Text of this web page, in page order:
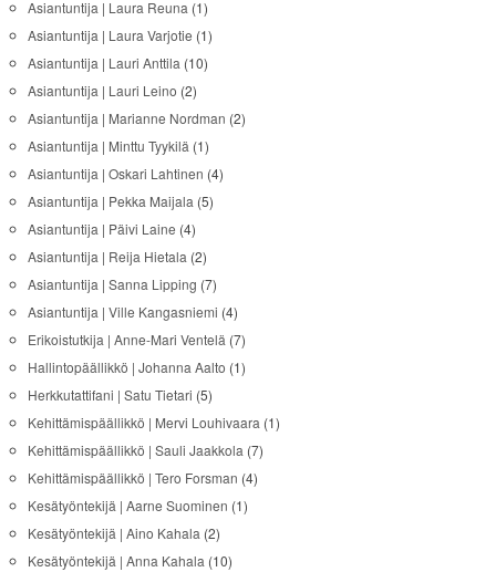
Asiantuntija | Laura Reuna (1)
Asiantuntija | Laura Varjotie (1)
Asiantuntija | Lauri Anttila (10)
Asiantuntija | Lauri Leino (2)
Asiantuntija | Marianne Nordman (2)
Asiantuntija | Minttu Tyykilä (1)
Asiantuntija | Oskari Lahtinen (4)
Asiantuntija | Pekka Maijala (5)
Asiantuntija | Päivi Laine (4)
Asiantuntija | Reija Hietala (2)
Asiantuntija | Sanna Lipping (7)
Asiantuntija | Ville Kangasniemi (4)
Erikoistutkija | Anne-Mari Ventelä (7)
Hallintopäällikkö | Johanna Aalto (1)
Herkkutattifani | Satu Tietari (5)
Kehittämispäällikkö | Mervi Louhivaara (1)
Kehittämispäällikkö | Sauli Jaakkola (7)
Kehittämispäällikkö | Tero Forsman (4)
Kesätyöntekijä | Aarne Suominen (1)
Kesätyöntekijä | Aino Kahala (2)
Kesätyöntekijä | Anna Kahala (10)